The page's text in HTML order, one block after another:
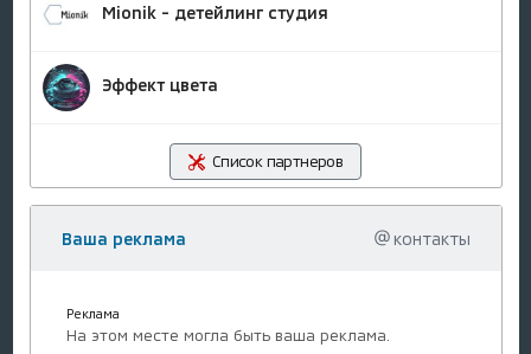
Mionik - детейлинг студия
Эффект цвета
Список партнеров
Ваша реклама контакты
Реклама
На этом месте могла быть ваша реклама.